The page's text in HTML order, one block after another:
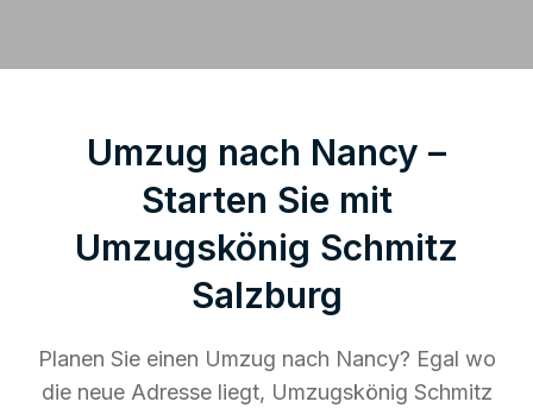
Umzug nach Nancy –
Starten Sie mit
Umzugskönig Schmitz
Salzburg
Planen Sie einen Umzug nach Nancy? Egal wo
die neue Adresse liegt, Umzugskönig Schmitz